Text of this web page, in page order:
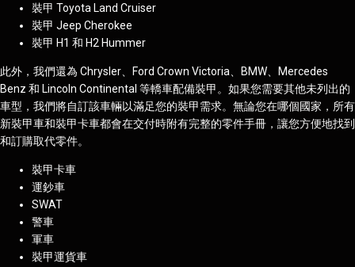
裝甲 Toyota Land Cruiser
裝甲 Jeep Cherokee
裝甲 H1 和 H2 Hummer
此外，我們還為 Chrysler、Ford Crown Victoria、BMW、Mercedes
Benz 和 Lincoln Continental 等轎車配備裝甲。如果您需要其他未列出的
車型，我們將自訂該車輛以滿足您的裝甲需求。無論您在哪個國家，所有
新裝甲車和裝甲卡車都會在交付時附有完整的零件手冊，讓您方便地找到
和訂購取代零件。
裝甲卡車
運鈔車
SWAT
警車
軍車
裝甲運貨車